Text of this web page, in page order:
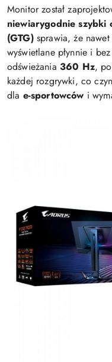
Monitor został
niewiarygodnie szybki
(GTG)sprawia, że nawet
wyświetlane płynnie i
odświeżania 360 Hz,
każdej rozgrywki, co
dla e-sportowców i